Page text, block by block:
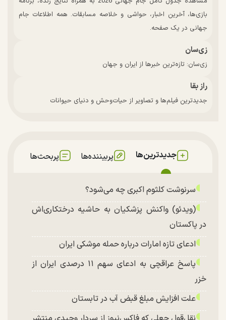
بازی‌ها، آخرین اخبار، حواشی و خلاصه مسابقات. همه اطلاعات جام
جهانی در یک صفحه.
زی‌سان
زی‌سان: تازه‌ترین خبرها از ایران و جهان
راز بقا
جدیدترین فیلم‌ها و تصاویر از حیات‌وحش و دنیای حیوانات
جدیدترین‌ها پربیننده‌ها پربحث‌ها
سرنوشت کلثوم اکبری چه می‌شود؟
(ویدئو) واکنش پزشکیان به حاشیه درختکاری‌اش
در پاکستان
ادعای تازه امارات درباره حمله موشکی ایران
پاسخ عراقچی به ادعای سهم ۱۱ درصدی ایران از
خزر
علت افزایش مبلغ قبض آب در تابستان